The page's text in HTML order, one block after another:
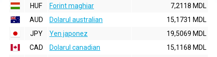
HUF
Forint maghiar
7,2118 MDL
AUD
Dolarul australian
15,1731 MDL
JPY
Yen japonez
19,5069 MDL
CAD
Dolarul canadian
15,1168 MDL